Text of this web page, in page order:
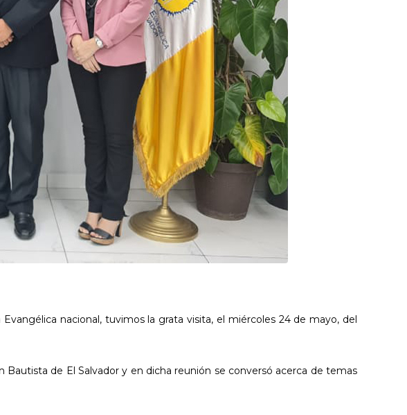
nacional, tuvimos la grata visita, el miércoles 24 de mayo, del
Bautista de El Salvador y en dicha reunión se conversó acerca de temas